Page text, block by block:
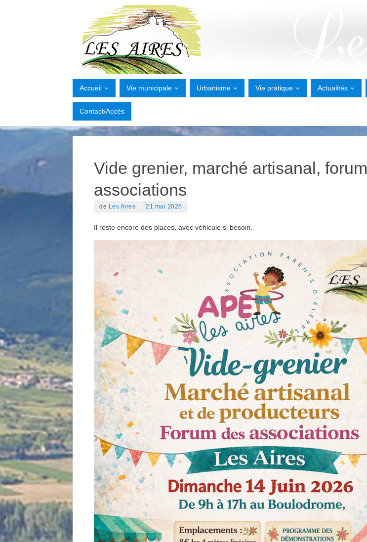
Accueil Vie municipale Urbanisme Vie pratique Actualités
Contact/Accès
Vide grenier, marché artisanal, forum
associations
de Les Aires 21 mai 2026
Il reste encore des places, avec véhicule si besoin.